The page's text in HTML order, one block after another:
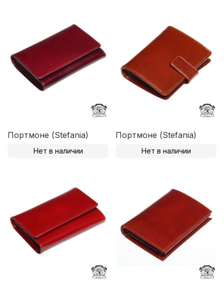
Портмоне (Stefania)
Нет в наличии
Портмоне (Stefania)
Нет в наличии